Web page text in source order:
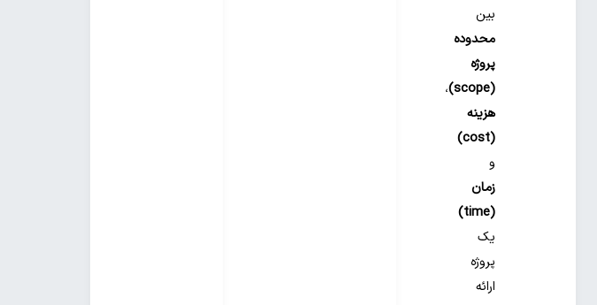
بین
محدوده
پروژه
(scope)
،
هزینه
(cost)
و
زمان
(time)
یک
پروژه
ارائه